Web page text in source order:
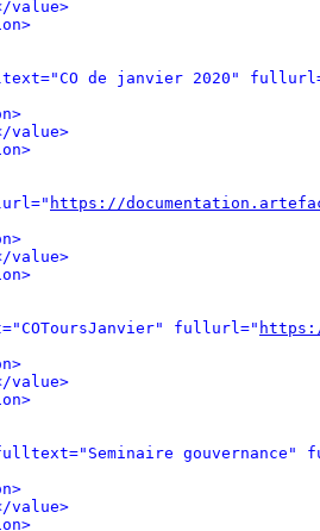
value>
de janvier 2020"
value>
https://
value>
fullurl="
value>
fulltext="Seminaire
value>